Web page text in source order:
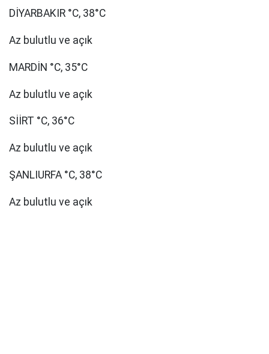
DİYARBAKIR °C, 38°C
Az bulutlu ve açık
MARDİN °C, 35°C
Az bulutlu ve açık
SİİRT °C, 36°C
Az bulutlu ve açık
ŞANLIURFA °C, 38°C
Az bulutlu ve açık